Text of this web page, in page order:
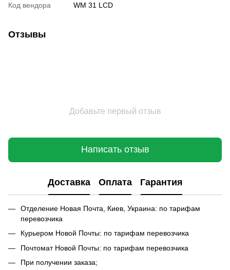
Код вендора
WM 31 LCD
Отзывы
Добавьте первый отзыв
Написать отзыв
Доставка Оплата Гарантия
Отделение Новая Почта, Киев, Украина: по тарифам
перевозчика
Курьером Новой Почты: по тарифам перевозчика
Почтомат Новой Почты: по тарифам перевозчика
При получении заказа;